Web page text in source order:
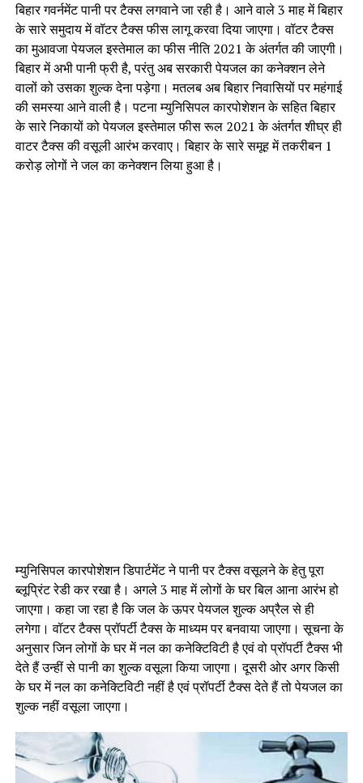
बिहार गवर्नमेंट पानी पर टैक्स लगवाने जा रही है। आने वाले 3 माह में बिहार
के सारे समुदाय में वॉटर टैक्स फीस लागू करवा दिया जाएगा। वॉटर टैक्स
का मुआवजा पेयजल इस्तेमाल का फीस नीत‍ि 2021 के अंतर्गत की जाएगी।
बिहार में अभी पानी फ्री है, परंतु अब सरकारी पेयजल का कनेक्शन लेने
वालों को उसका शुल्क देना पड़ेगा। मतलब अब बिहार निवासियों पर महंगाई
की समस्या आने वाली है। पटना म्युनिसिपल कारपोशेशन के सहित बिहार
के सारे निकायों को पेयजल इस्तेमाल फीस रूल 2021 के अंतर्गत शीघ्र ही
वाटर टैक्स की वसूली आरंभ करवाए। बिहार के सारे समूह में तकरीबन 1
करोड़ लोगों ने जल का कनेक्शन लिया हुआ है।
म्युनिसिपल कारपोशेशन डिपार्टमेंट ने पानी पर टैक्स वसूलने के हेतु पूरा
ब्लूप्रिंट रेडी कर रखा है। अगले 3 माह में लोगों के घर बिल आना आरंभ हो
जाएगा। कहा जा रहा है कि जल के ऊपर पेयजल शुल्क अप्रैल से ही
लगेगा। वॉटर टैक्स प्रॉपर्टी टैक्स के माध्यम पर बनवाया जाएगा। सूचना के
अनुसार जिन लोगों के घर में नल का कनेक्टिविटी है एवं वो प्रॉपर्टी टैक्स भी
देते हैं उन्हीं से पानी का शुल्क वसूला किया जाएगा। दूसरी ओर अगर किसी
के घर में नल का कनेक्टिविटी नहीं है एवं प्रॉपर्टी टैक्स देते हैं तो पेयजल का
शुल्क नहीं वसूला जाएगा।